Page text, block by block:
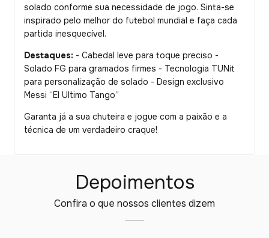
solado conforme sua necessidade de jogo. Sinta-se
inspirado pelo melhor do futebol mundial e faça cada
partida inesquecível.
Destaques: - Cabedal leve para toque preciso -
Solado FG para gramados firmes - Tecnologia TUNit
para personalização de solado - Design exclusivo
Messi “El Ultimo Tango”
Garanta já a sua chuteira e jogue com a paixão e a
técnica de um verdadeiro craque!
Depoimentos
Confira o que nossos clientes dizem